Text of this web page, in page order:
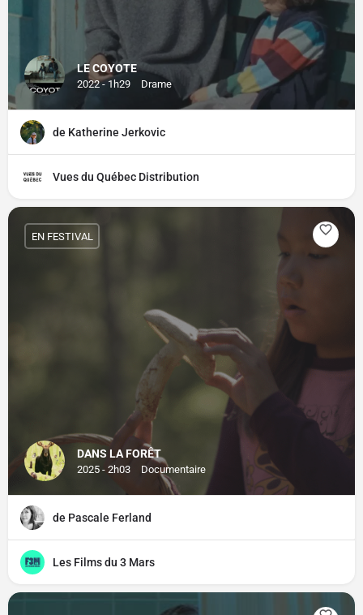
LE COYOTE
2022 - 1h29 Drame
de Katherine Jerkovic
Vues du Québec Distribution
DANS LA FORÊT
2025 - 2h03 Documentaire
EN FESTIVAL
de Pascale Ferland
Les Films du 3 Mars